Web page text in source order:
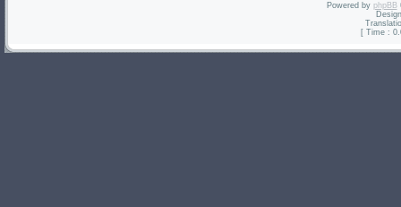
Powered by phpBB
[ Time :